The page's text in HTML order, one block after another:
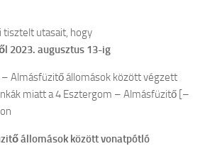
tisztelt utasait, hogy
2023. augusztus 13-ig
Almásfüzitő állomások között végzett
miatt a 4 Esztergom – Almásfüzitő [–
állomások között vonatpótló